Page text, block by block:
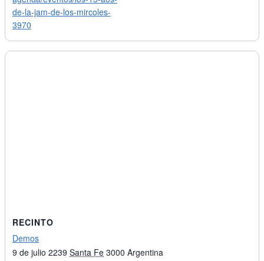
de-la-jam-de-los-mircoles-
3970
RECINTO
Demos
9 de julio 2239 Santa Fe 3000 Argentina